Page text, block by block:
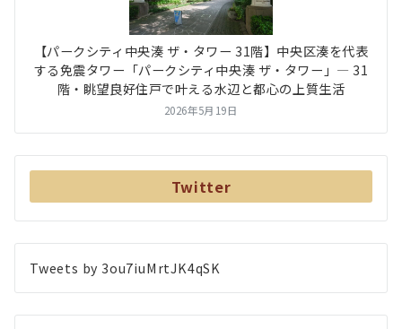
【パークシティ中央湊 ザ・タワー 31階】中央区湊を代表
する免震タワー「パークシティ中央湊 ザ・タワー」― 31
階・眺望良好住戸で叶える水辺と都心の上質生活
2026年5月19日
Twitter
Tweets by 3ou7iuMrtJK4qSK